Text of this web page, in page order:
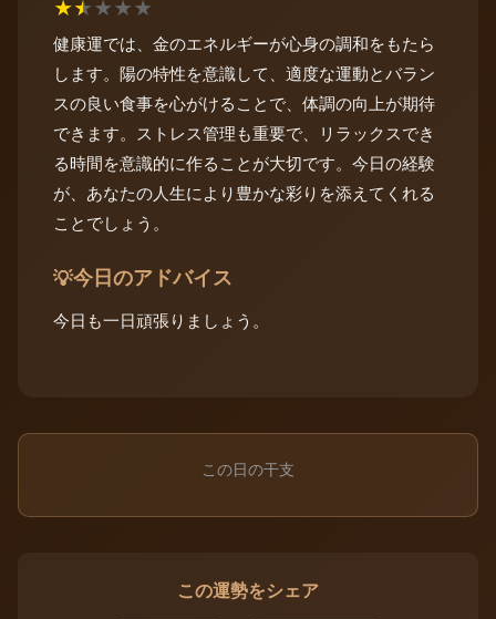
★★★★★
健康運では、金のエネルギーが心身の調和をもたら
します。陽の特性を意識して、適度な運動とバラン
スの良い食事を心がけることで、体調の向上が期待
できます。ストレス管理も重要で、リラックスでき
る時間を意識的に作ることが大切です。今日の経験
が、あなたの人生により豊かな彩りを添えてくれる
ことでしょう。
💡今日のアドバイス
今日も一日頑張りましょう。
この日の干支
この運勢をシェア